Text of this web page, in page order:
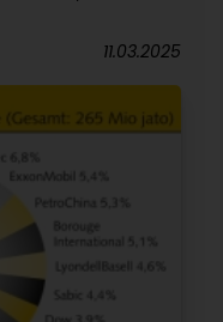
11.03.2025